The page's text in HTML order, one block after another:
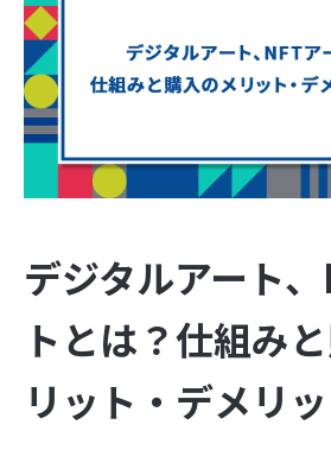
デジタルアート
トとは？仕組み
リット・デメリ